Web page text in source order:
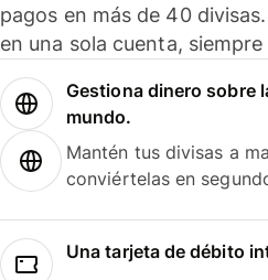
pagos en más de 40
en una sola cuenta,
Gestiona dinero sobre
mundo.
Mantén tus divisas a
conviértelas en
Una tarjeta de débito